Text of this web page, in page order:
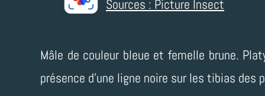
Sources : Picture Insect
Mâle de couleur bleue et femelle brune.
présence d'une ligne noire sur les tibias